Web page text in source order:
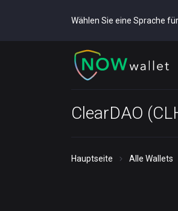
Wählen Sie eine Sprache
ClearDAO
Hauptseite Alle Wallets